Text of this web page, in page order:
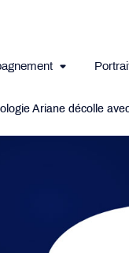
Ariane décolle